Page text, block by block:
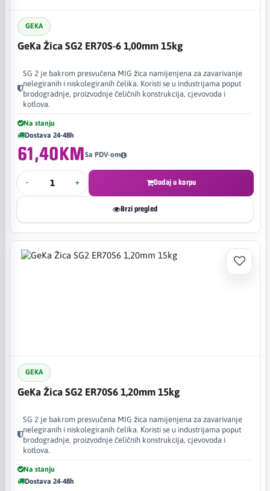
GEKA
GeKa Žica SG2 ER70S-6 1,00mm 15kg
SG 2 je bakrom presvučena MIG žica namijenjena za zavarivanje
nelegiranih i niskolegiranih čelika. Koristi se u industrijama poput
brodogradnje, proizvodnje čeličnih konstrukcija, cjevovoda i
kotlova.
Na stanju
Dostava 24-48h
61,40KMSa PDV-om
- + Dodaj u korpu
Brzi pregled
GEKA
GeKa Žica SG2 ER70S6 1,20mm 15kg
SG 2 je bakrom presvučena MIG žica namijenjena za zavarivanje
nelegiranih i niskolegiranih čelika. Koristi se u industrijama poput
brodogradnje, proizvodnje čeličnih konstrukcija, cjevovoda i
kotlova.
Na stanju
Dostava 24-48h